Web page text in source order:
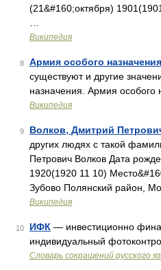
(21&#160;октября)
Википедия
8 Армия особого назначения
существуют и другие
назначения. Армия
Википедия
9 Волков, Дмитрий
других людях с такой
Петрович Волков Дата
1920(1920 11 10)
Зубово Полянский район,
Википедия
10 ИФК — инвестиционно
индивидуальный
Словарь сокращений русского